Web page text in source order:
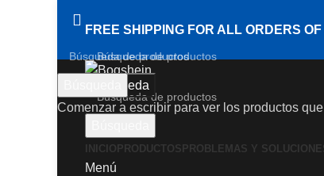
FREE SHIPPING FOR ALL ORDERS
INICIO PRODUCTOS PROBLEMAS Y
Menú
Haga Click para agrandar
Búsqueda
Comenzar a escribir para ver los productos